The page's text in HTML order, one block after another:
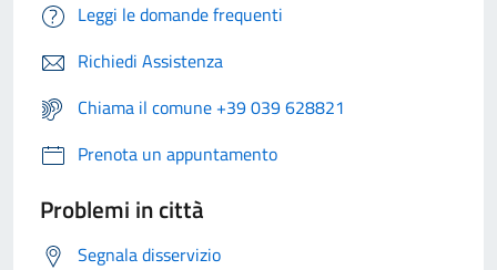
Leggi le domande frequenti
Richiedi Assistenza
Chiama il comune +39 039 628821
Prenota un appuntamento
Problemi in città
Segnala disservizio